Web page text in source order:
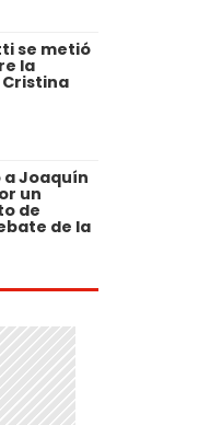
se metió
la
a Joaquín
un
de
de la